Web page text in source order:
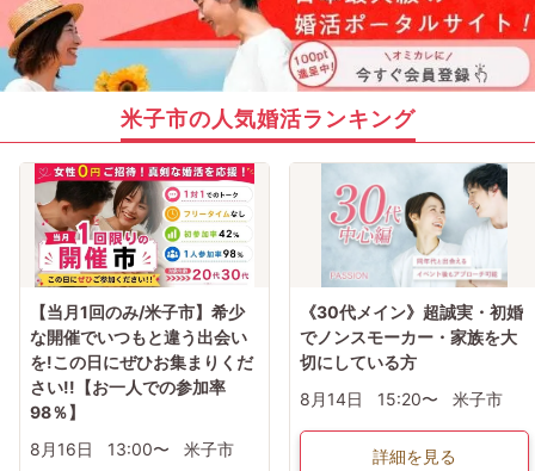
米子市の人気婚活ランキング
【当月1回のみ/米子市】希少
な開催でいつもと違う出会い
を!この日にぜひお集まりくだ
さい!!【お一人での参加率
98％】
8月16日
13:00〜 米子市
《30代メイン》超誠実・初婚
でノンスモーカー・家族を大
切にしている方
8月14日
15:20〜 米子市
詳細を見る